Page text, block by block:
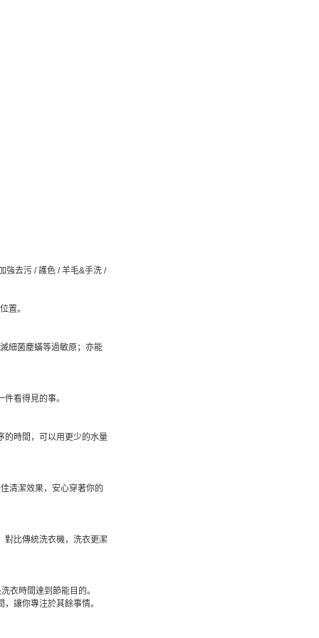
強去污 / 護色 / 羊毛&手洗 /
置。
細菌塵蟎等過敏原；亦能
看得見的事。
的時間，可以用更少的水量
清潔效果，安心穿著你的
對比傳統洗衣機，洗衣更潔
衣時間達到節能目的。
讓你專注於其餘事情。